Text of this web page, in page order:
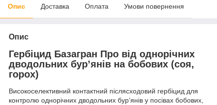
Опис Доставка Оплата Умови повернення
Опис
Гербіцид Базагран Про від однорічних
дводольних бур’янів на бобових (соя,
горох)
Високоселективний контактний післясходовий гербіцид для
контролю однорічних дводольних бур’янів у посівах бобових,